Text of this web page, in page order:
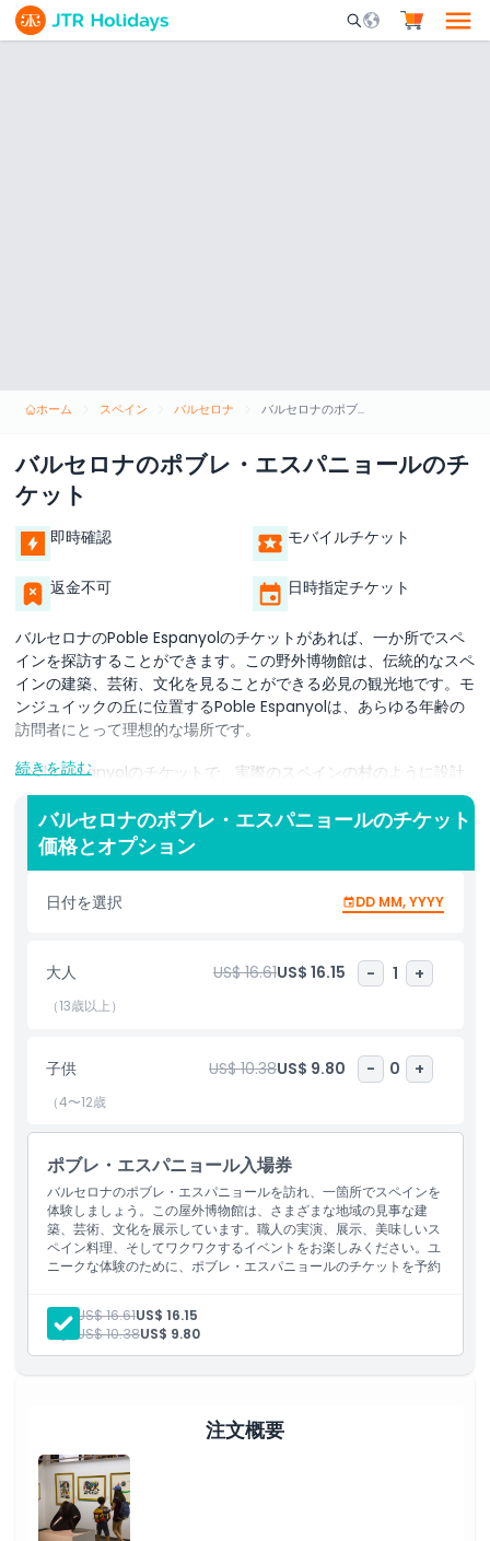
Mobile Search
ホーム スペイン バルセロナ バルセロナのポブレ・エスパニョールのチケット
バルセロナのポブレ・エスパニョールのチ
ケット
即時確認 モバイルチケット
返金不可 日時指定チケット
バルセロナのPoble Espanyolのチケットがあれば、一か所でスペ
インを探訪することができます。この野外博物館は、伝統的なスペ
インの建築、芸術、文化を見ることができる必見の観光地です。モ
ンジュイックの丘に位置するPoble Espanyolは、あらゆる年齢の
訪問者にとって理想的な場所です。
Poble Espanyolのチケットで、実際のスペインの村のように設計
された通りを歩き回れます。各エリアはスペインの異なる地域を表
しており、それぞれの独特な様式を披露しています。アンダルシア
の中庭から中世のカタルーニャの建物まで、どの角にも美しい見ど
ころがあります。
体験は建築を超えます。Poble Espanyolには職人が手作りの工芸
す。子ども向けの参加型アクティビティもあり、家族連れでも楽し
く過ごせる場所です。
が欠かせません。敷地内にはおいしい郷土料理を提供するレストラ
ンやカフェがあり、魅力的な雰囲気の中でタパスやパエリア、その
他の伝統的な味を楽しめます。
この観光地は活気あるイベントでも有名です。年中を通してPoble
Espanyolでは音楽コンサートや文化的な祭り、特別な催しが開催
されます。スペインの祭りの雰囲気を体験したいなら、ここは最適
の場所です。
Poble Espanyolは毎日開館しており、観光客が訪問を計画しやす
館など、バルセロナの他の人気スポットにも近接しています。
Poble Espanyolのチケットをオンラインで予約すれば時間を節約
ハイライト
続きを読む
バルセロナのポブレ・エスパニョールのチケット
価格とオプション
日付を選択 DD MM, YYYY
大人 US$ 16.61US$ 16.15 - 1 +
（13歳以上）
子供 US$ 10.38US$ 9.80 - 0 +
（4〜12歳
ポブレ・エスパニョール入場券
バルセロナのポブレ・エスパニョールを訪れ、一箇所でスペインを
体験しましょう。この屋外博物館は、さまざまな地域の見事な建
築、芸術、文化を展示しています。職人の実演、展示、美味しいス
ペイン料理、そしてワクワクするイベントをお楽しみください。ユ
ニークな体験のために、ポブレ・エスパニョールのチケットを予約
大人: US$ 16.61US$ 16.15
子供:
US$ 10.38US$ 9.80
注文概要